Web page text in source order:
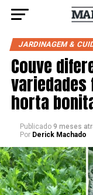
JARDINAGEM &
Couve
variedades
horta
Publicado 9 meses
Por Derick Machado